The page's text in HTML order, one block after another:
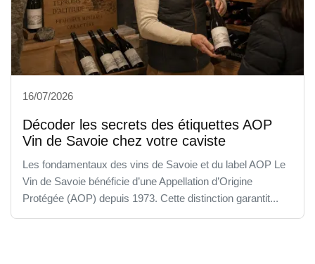
16/07/2026
Décoder les secrets des étiquettes AOP
Vin de Savoie chez votre caviste
Les fondamentaux des vins de Savoie et du label AOP Le
Vin de Savoie bénéficie d’une Appellation d’Origine
Protégée (AOP) depuis 1973. Cette distinction garantit...